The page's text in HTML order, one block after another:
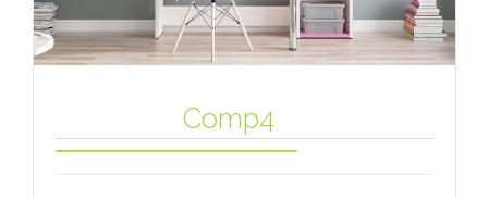
Comp4